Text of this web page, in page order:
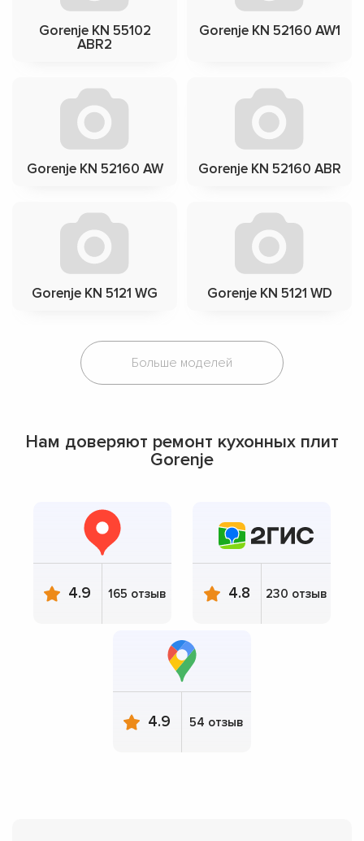
Gorenje KN 55102
ABR2
Gorenje KN 52160 AW1
Gorenje KN 52160 AW Gorenje KN 52160 ABR
Gorenje KN 5121 WG Gorenje KN 5121 WD
Больше моделей
Нам доверяют ремонт кухонных плит
Gorenje
4.9 165 отзыв 4.8 230 отзыв
4.9 54 отзыв